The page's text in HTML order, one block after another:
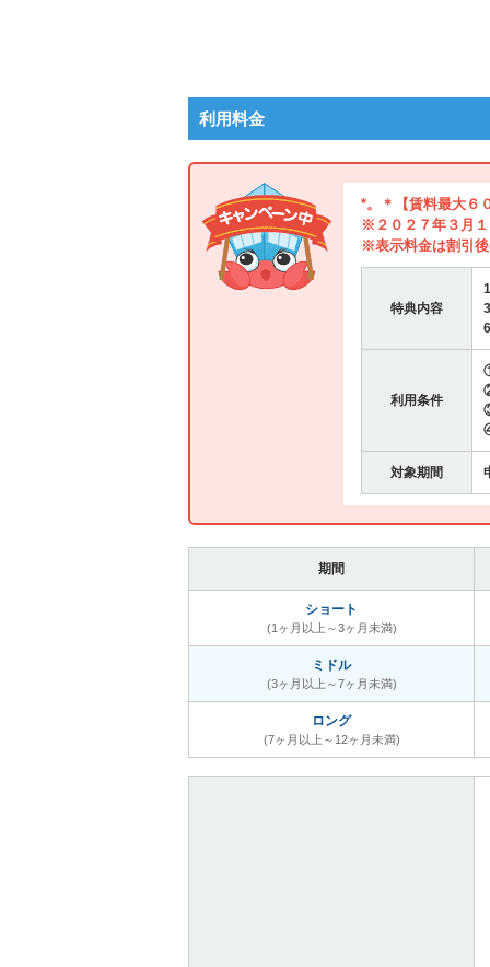
利用料金
*。＊【賃料最大６
※２０２７年３月１
※表示料金は割引後
特典内容
利用条件
対象期間
期間
ショート
(1ヶ月以上～3ヶ月未満)
ミドル
(3ヶ月以上～7ヶ月未満)
ロング
(7ヶ月以上～12ヶ月未満)